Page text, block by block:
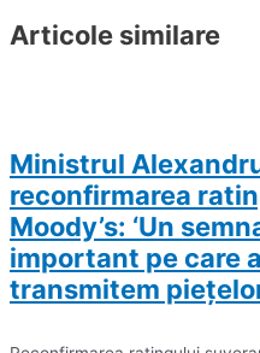
Articole similare
Ministrul
reconfirmarea
Moody’s: ‘Un
important pe care
transmitem